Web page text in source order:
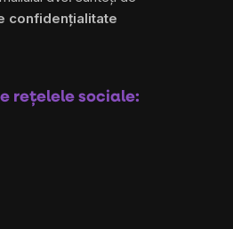
confidențialitate
rețelele sociale: